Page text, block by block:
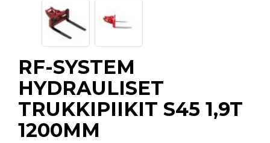
RF-SYSTEM
HYDRAULISET
TRUKKIPIIKIT S45 1,9T
1200MM